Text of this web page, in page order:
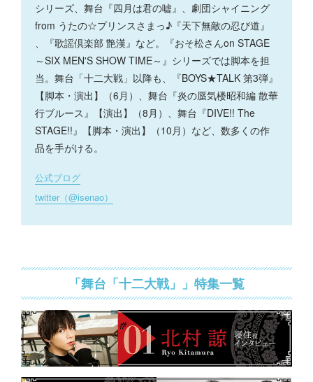
シリーズ、舞台『四月は君の嘘』、劇団シャイニング
from うたの☆プリンスさまっ♪『天下無敵の忍び道』
、『歌謡倶楽部 艶漢』など。『おそ松さんon STAGE
～SIX MEN'S SHOW TIME～』シリーズでは脚本を担
当。舞台「十二大戦」以降も、『BOYS★TALK 第3弾』
【脚本・演出】（6月）、舞台『炎の蜃気楼昭和編 散華
行ブルース』【演出】（8月）、舞台『DIVE!! The
STAGE!!』【脚本・演出】（10月）など、数多くの作
品を手がける。
公式ブログ
twitter（@isenao）
「舞台「十二大戦」」特集一覧